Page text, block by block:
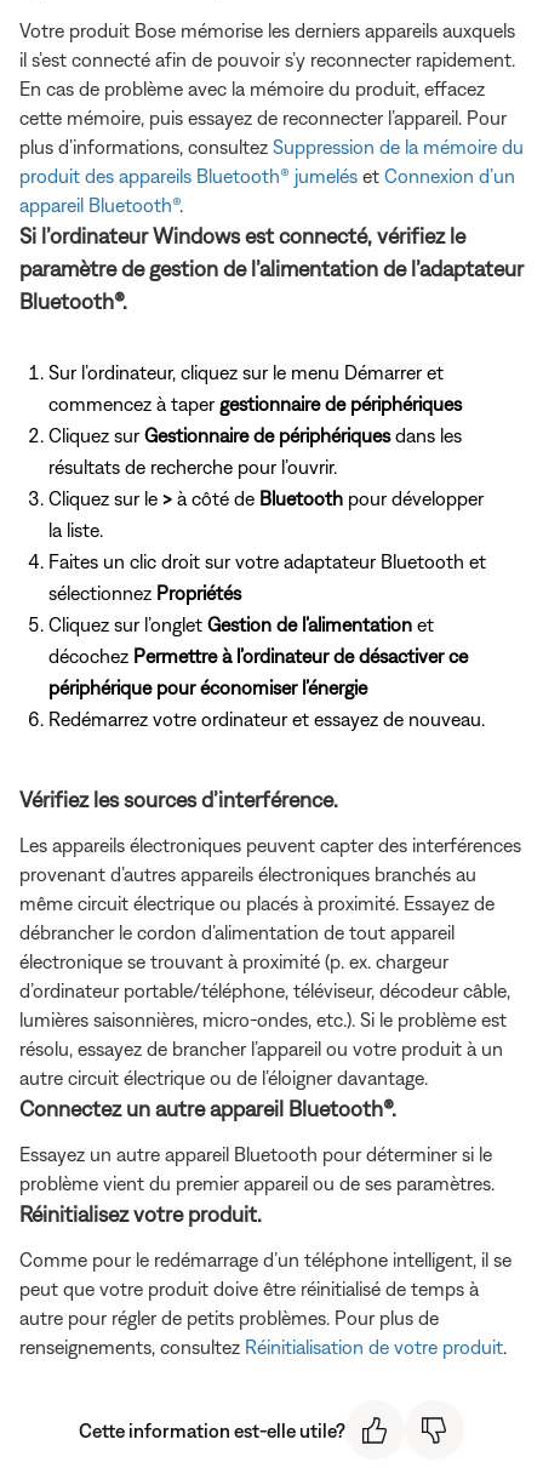
Votre produit Bose mémorise les derniers appareils auxquels
il s’est connecté afin de pouvoir s’y reconnecter rapidement.
En cas de problème avec la mémoire du produit, effacez
cette mémoire, puis essayez de reconnecter l’appareil. Pour
plus d’informations, consultez Suppression de la mémoire du
produit des appareils Bluetooth® jumelés et Connexion d’un
appareil Bluetooth®.
Si l’ordinateur Windows est connecté, vérifiez le
paramètre de gestion de l’alimentation de l’adaptateur
Bluetooth®.
Sur l’ordinateur, cliquez sur le menu Démarrer et
commencez à tapergestionnaire de périphériques
Cliquez surGestionnaire de périphériquesdans les
résultats de recherche pour l’ouvrir.
Cliquez sur le > à côté de Bluetooth pour développer
la liste.
Faites un clic droit sur votre adaptateur Bluetooth et
sélectionnez Propriétés
Cliquez sur l’onglet Gestion de l’alimentation et
décochez Permettre à l’ordinateur de désactiver ce
périphérique pour économiser l’énergie
Redémarrez votre ordinateur et essayez de nouveau.
Vérifiez les sources d’interférence.
Les appareils électroniques peuvent capter des interférences
provenant d’autres appareils électroniques branchés au
même circuit électrique ou placés à proximité. Essayez de
débrancher le cordon d’alimentation de tout appareil
électronique se trouvant à proximité (p. ex. chargeur
d’ordinateur portable/téléphone, téléviseur, décodeur câble,
lumières saisonnières, micro-ondes, etc.). Si le problème est
résolu, essayez de brancher l’appareil ou votre produit à un
autre circuit électrique ou de l’éloigner davantage.
Connectez un autre appareil Bluetooth®.
Essayez un autre appareil Bluetooth pour déterminer si le
problème vient du premier appareil ou de ses paramètres.
Réinitialisez votre produit.
Comme pour le redémarrage d’un téléphone intelligent, il se
peut que votre produit doive être réinitialisé de temps à
autre pour régler de petits problèmes. Pour plus de
renseignements, consultez Réinitialisation de votre produit.
Cette information est-elle utile?